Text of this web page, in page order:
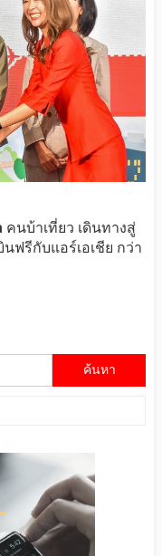
คนบ้าเที่ยว เดินทางสู่
ฟรีกับแอร์เอเชีย กว่า